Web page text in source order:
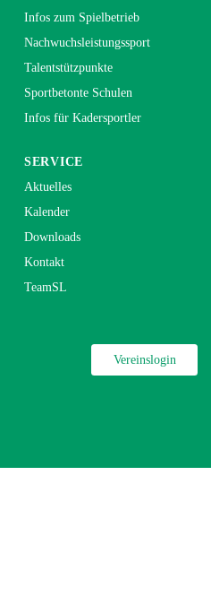
Infos zum Spielbetrieb
Nachwuchsleistungssport
Talentstützpunkte
Sportbetonte Schulen
Infos für Kadersportler
SERVICE
Aktuelles
Kalender
Downloads
Kontakt
TeamSL
Vereinslogin